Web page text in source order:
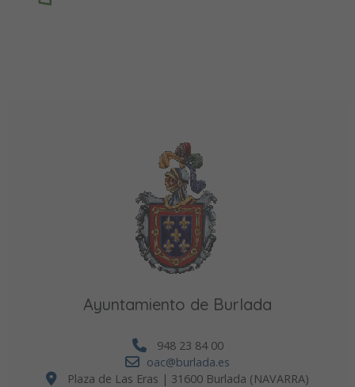
Ayuntamiento de Burlada
948 23 84 00
oac@burlada.es
Plaza de Las Eras | 31600 Burlada (NAVARRA)